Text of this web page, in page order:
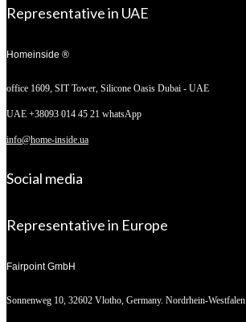
Representative in UAE
Homeinside ®
office 1609, SIT Tower, Silicone Oasis Dubai - UAE
UAE +38093 014 45 21 whatsApp
info@home-inside.ua
Social media
Representative in Europe
Fairpoint GmbH
Sonnenweg 10, 32602 Vlotho, Germany. Nordrhein-Westfalen